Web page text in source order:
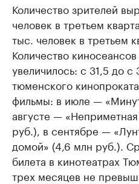
Количество зрителей
человек в третьем
тыс. человек в третьем
Количество
увеличилось: с 31,5 до с
тюменского
фильмы: в июле —
августе —
руб.), в сентябре —
домой» (4,6 млн руб.).
билета в кинотеатрах
трех месяцев не